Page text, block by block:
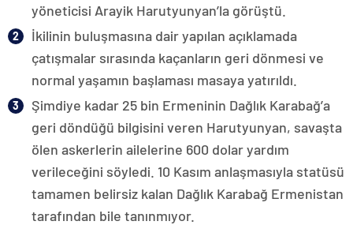
yöneticisi Arayik Harutyunyan’la görüştü.
İkilinin buluşmasına dair yapılan açıklamada
çatışmalar sırasında kaçanların geri dönmesi ve
normal yaşamın başlaması masaya yatırıldı.
Şimdiye kadar 25 bin Ermeninin Dağlık Karabağ’a
geri döndüğü bilgisini veren Harutyunyan, savaşta
ölen askerlerin ailelerine 600 dolar yardım
verileceğini söyledi. 10 Kasım anlaşmasıyla statüsü
tamamen belirsiz kalan Dağlık Karabağ Ermenistan
tarafından bile tanınmıyor.